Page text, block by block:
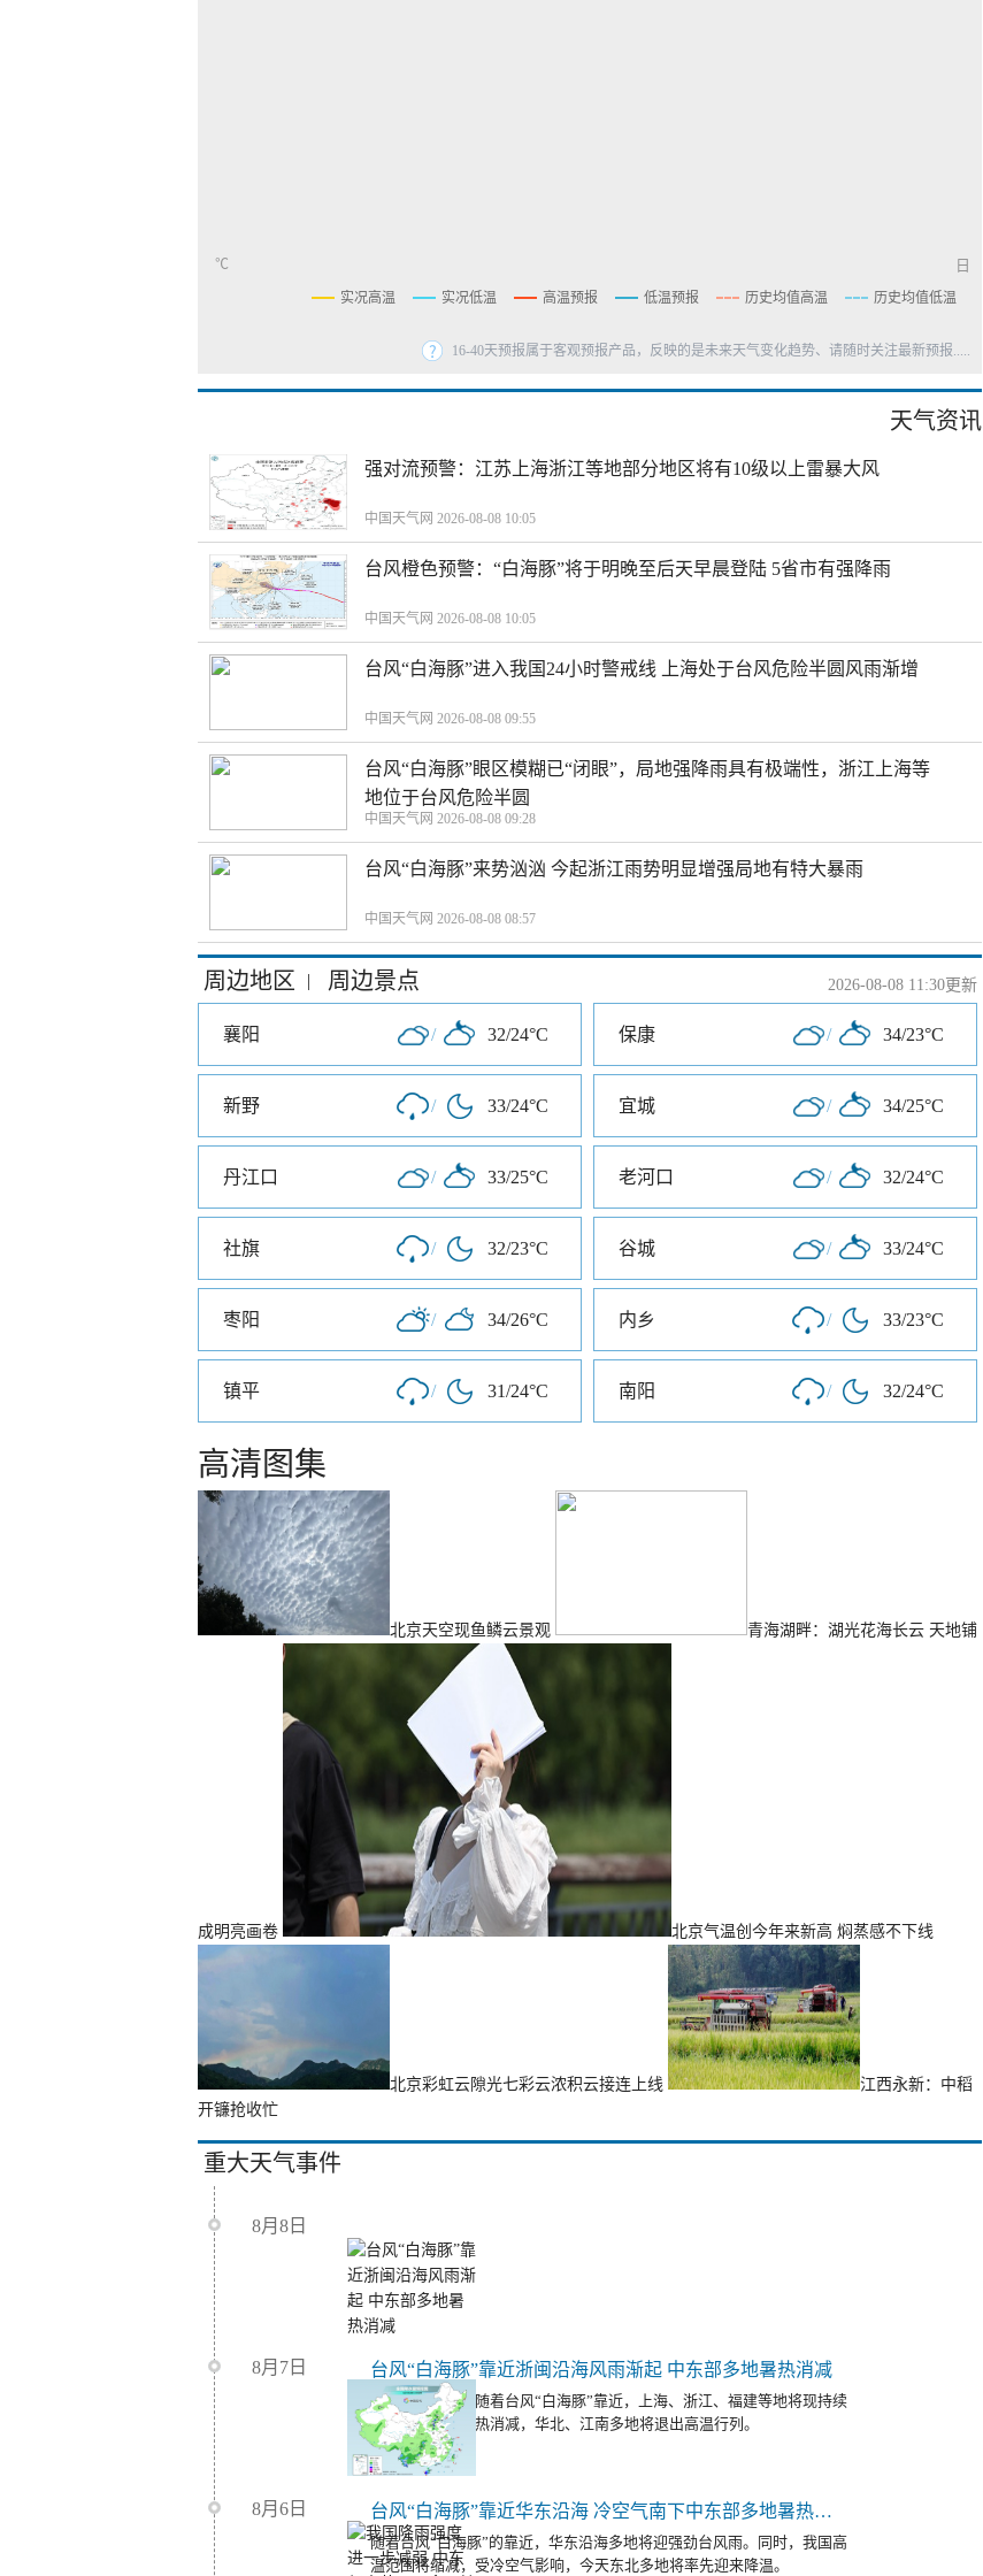
℃ 日
实况高温 实况低温 高温预报 低温预报 历史均值高温 历史均值低温
16-40天预报属于客观预报产品，反映的是未来天气变化趋势、请随时关注最新预报.....
天气资讯
强对流预警：江苏上海浙江等地部分地区将有10级以上雷暴大风
中国天气网 2026-08-08 10:05
台风橙色预警：“白海豚”将于明晚至后天早晨登陆 5省市有强降雨
中国天气网 2026-08-08 10:05
台风“白海豚”进入我国24小时警戒线 上海处于台风危险半圆风雨渐增
中国天气网 2026-08-08 09:55
台风“白海豚”眼区模糊已“闭眼”，局地强降雨具有极端性，浙江上海等
地位于台风危险半圆
中国天气网 2026-08-08 09:28
台风“白海豚”来势汹汹 今起浙江雨势明显增强局地有特大暴雨
中国天气网 2026-08-08 08:57
周边地区 | 周边景点 2026-08-08 11:30更新
襄阳 / 32/24°C 保康 / 34/23°C
新野 / 33/24°C 宜城 / 34/25°C
丹江口 / 33/25°C 老河口 / 32/24°C
社旗 / 32/23°C 谷城 / 33/24°C
枣阳 / 34/26°C 内乡 / 33/23°C
镇平 / 31/24°C 南阳 / 32/24°C
高清图集
北京天空现鱼鳞云景观 青海湖畔：湖光花海长云 天地铺
成明亮画卷 北京气温创今年来新高 焖蒸感不下线
北京彩虹云隙光七彩云浓积云接连上线
江西永新：中稻
开镰抢收忙
重大天气事件
8月8日
台风“白海豚”靠近浙闽沿海风雨渐起 中东部多地暑热消减
周末至下周初，随着台风“白海豚”靠近，上海、浙江、福建等地将现持续
强降雨。同时暑热消减，华北、江南多地将退出高温行列。
8月7日
台风“白海豚”靠近华东沿海 冷空气南下中东部多地暑热缓解
随着台风“白海豚”的靠近，华东沿海多地将迎强劲台风雨。同时，我国高
温范围将缩减，受冷空气影响，今天东北多地将率先迎来降温。
8月6日